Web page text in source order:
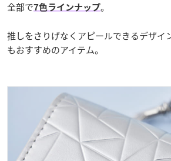
全部で7色ラインナップ。
推しをさりげなくアピールできるデザイ
もおすすめのアイテム。